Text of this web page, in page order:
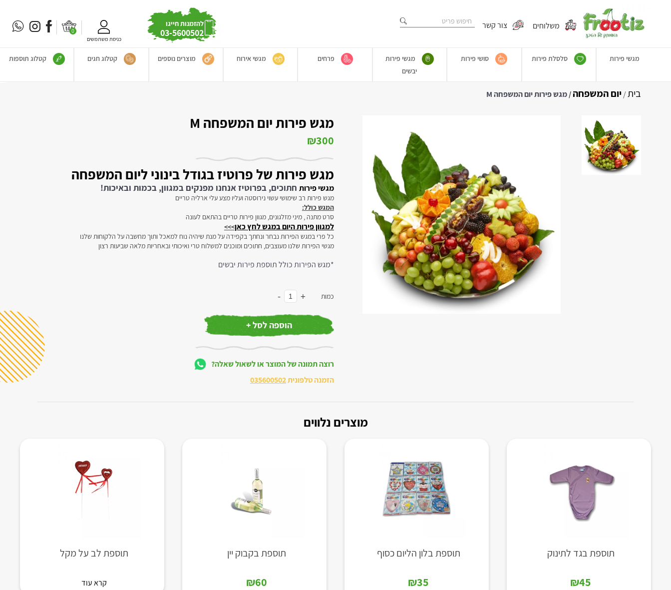
משלוחים צור קשר להזמנות חייגו
03-5600502
כניסת משתמשים
0
מגשי פירות סלסלת פירות סושי פירות
מגשי פירות
יבשים
פרחים מגשי אירוח מוצרים נוספים קטלוג חגים קטלוג תוספות
בית/יום המשפחה/ מגש פירות יום המשפחה M
מגש פירות יום המשפחה M
₪300
מגש פירות של פרוטיז בגודל בינוני ליום המשפחה
מגשי פירות חתוכים, בפרוטיז אנחנו מפנקים במגוון, בכמות ובאיכות!
מגש פירות רב שימושי עשוי נירוסטה ועליו מצע עלי ארליה טריים
המגש כולל:
סרט מתנה , מיני מזלגונים, מגוון פירות טריים בהתאם לעונה
למגוון פירות היום במגש לחץ כאן>>>
כל פרי במגש הפירות נבחר ונחתך בקפידה על מנת שיהיה נוח למאכל ותוך מחשבה על הלקוחות שלנו
מגשי הפירות שלנו מעוצבים, חתוכים ומוכנים למשלוח טרי ואיכותי ובאחריות מלאה שביעות רצון
*מגש הפירות כולל תוספת פירות יבשים
כמות +
-
הוספה לסל +
רוצה תמונה של המוצר או לשאול שאלה?
הזמנה טלפונית035600502
מוצרים נלווים
תוספת בגד לתינוק
₪45
תוספת בלון הליום כסוף
₪35
תוספת בקבוק יין
₪60
תוספת לב על מקל
קרא עוד